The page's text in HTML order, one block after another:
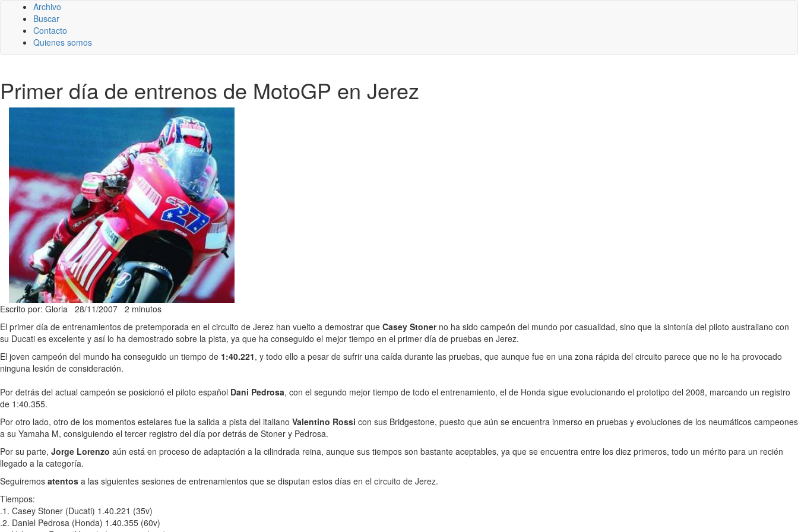
Archivo
Buscar
Contacto
Quienes somos
Primer día de entrenos de MotoGP en Jerez
Escrito por: Gloria 28/11/2007 2 minutos
El primer día de entrenamientos de pretemporada en el circuito de Jerez han vuelto a demostrar que Casey Stonerno ha sido campeón del mundo por casualidad, sino que la sintonía del piloto australiano con
su Ducati es excelente y así lo ha demostrado sobre la pista, ya que ha conseguido el mejor tiempo en el primer día de pruebas en Jerez.
El joven campeón del mundo ha conseguido un tiempo de 1:40.221, y todo ello a pesar de sufrir una caída durante las pruebas, que aunque fue en una zona rápida del circuito parece que no le ha provocado
ninguna lesión de consideración.
Por detrás del actual campeón se posicionó el piloto español Dani Pedrosa, con el segundo mejor tiempo de todo el entrenamiento, el de Honda sigue evolucionando el prototipo del 2008, marcando un registro
de 1:40.355.
Por otro lado, otro de los momentos estelares fue la salida a pista del italiano Valentino Rossi con sus Bridgestone, puesto que aún se encuentra inmerso en pruebas y evoluciones de los neumáticos campeones
a su Yamaha M, consiguiendo el tercer registro del día por detrás de Stoner y Pedrosa.
Por su parte, Jorge Lorenzo aún está en proceso de adaptación a la cilindrada reina, aunque sus tiempos son bastante aceptables, ya que se encuentra entre los diez primeros, todo un mérito para un recién
llegado a la categoría.
Seguiremos atentos a las siguientes sesiones de entrenamientos que se disputan estos días en el circuito de Jerez.
Tiempos:
.1. Casey Stoner (Ducati) 1.40.221 (35v)
.2. Daniel Pedrosa (Honda) 1.40.355 (60v)